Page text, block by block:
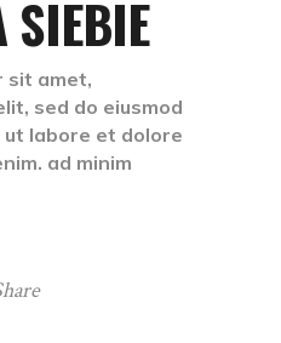
SIEBIE
sit amet,
sed do eiusmod
labore et dolore
ad minim